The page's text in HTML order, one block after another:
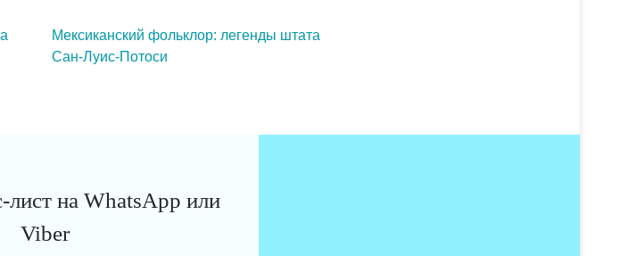
Мексиканский фольклор: легенды штата
Сан-Луис-Потоси
на WhatsApp или
Viber